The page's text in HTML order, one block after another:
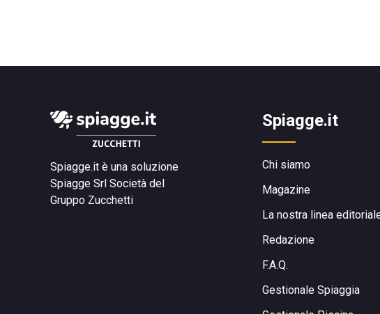
Spiagge.it è una soluzione
Spiagge Srl Società del
Gruppo Zucchetti
Spiagge.it
Chi siamo
Magazine
La nostra linea
Redazione
F.A.Q.
Gestionale Spiaggia